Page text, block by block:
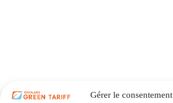
Gérer le consentement